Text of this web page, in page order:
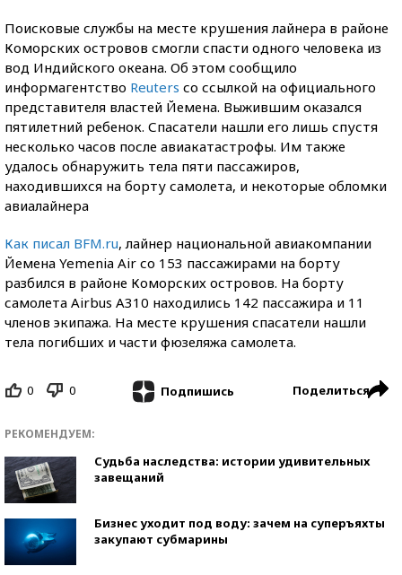
Поисковые службы на месте крушения лайнера в районе
Коморских островов смогли спасти одного человека из
вод Индийского океана. Об этом сообщило
информагентство Reuters со ссылкой на официального
представителя властей Йемена. Выжившим оказался
пятилетний ребенок. Спасатели нашли его лишь спустя
несколько часов после авиакатастрофы. Им также
удалось обнаружить тела пяти пассажиров,
находившихся на борту самолета, и некоторые обломки
авиалайнера
Как писал BFM.ru, лайнер национальной авиакомпании
Йемена Yemenia Air со 153 пассажирами на борту
разбился в районе Коморских островов. На борту
самолета Airbus A310 находились 142 пассажира и 11
членов экипажа. На месте крушения спасатели нашли
тела погибших и части фюзеляжа самолета.
0 0 Подпишись Поделиться
РЕКОМЕНДУЕМ:
Судьба наследства: истории удивительных
завещаний
Бизнес уходит под воду: зачем на суперъяхты
закупают субмарины